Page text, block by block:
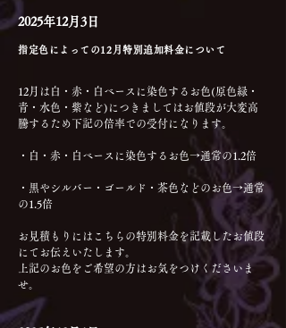
2025年12月3日
指定色によっての12月特別追加料金について
12月は白・赤・白ベースに染色するお色(原色緑・
青・水色・紫など)につきましてはお値段が大変高
騰するため下記の倍率での受付になります。
・白・赤・白ベースに染色するお色→通常の1.2倍
・黒やシルバー・ゴールド・茶色などのお色→通常
の1.5倍
お見積もりにはこちらの特別料金を記載したお値段
にてお伝えいたします。
上記のお色をご希望の方はお気をつけくださいま
せ。